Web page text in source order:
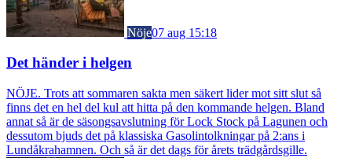
Nöje07 aug 15:18
Det händer i helgen
NÖJE. Trots att sommaren sakta men säkert lider mot sitt slut så
finns det en hel del kul att hitta på den kommande helgen. Bland
annat så är de säsongsavslutning för Lock Stock på Lagunen och
dessutom bjuds det på klassiska Gasolintolkningar på 2:ans i
Lundåkrahamnen. Och så är det dags för årets trädgårdsgille.